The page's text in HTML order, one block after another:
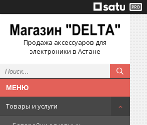
Продажа аксессуаров для
электроники в Астане
Товары и услуги